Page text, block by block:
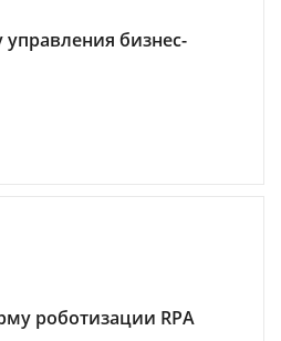
бизнес-
роботизации RPA